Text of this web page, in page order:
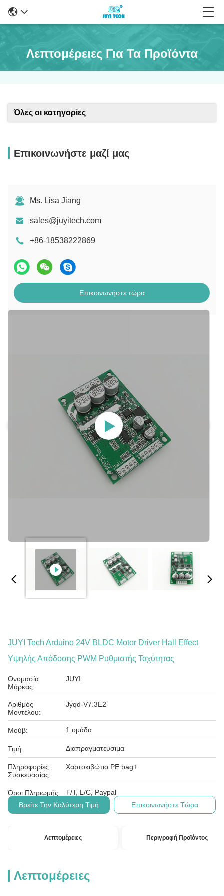
Λεπτομέρειες Για Τα Προϊόντα
Όλες οι κατηγορίες
Επικοινωνήστε μαζί μας
Ms. Lisa Jiang
sales@juyitech.com
+86-18538222869
Επικοινωνήστε τώρα
JUYI Tech Arduino 24V BLDC Motor Driver Hall Effect
Υψηλής Απόδοσης PWM Ρυθμιστής Ταχύτητας
Ονομασία
Μάρκας:
JUYI
Αριθμός
Μοντέλου:
Jyqd-V7.3E2
Μούβ: 1 ομάδα
Τιμή: Διαπραγματεύσιμα
Πληροφορίες
Συσκευασίας:
Χαρτοκιβώτιο PE bag+
Όροι Πληρωμής:
T/T, L/C, Paypal
Βρείτε Την Καλύτερη Τιμή
Επικοινωνήστε Τώρα
Λεπτομέρειες Περιγραφή Προϊόντος
Λεπτομέρειες